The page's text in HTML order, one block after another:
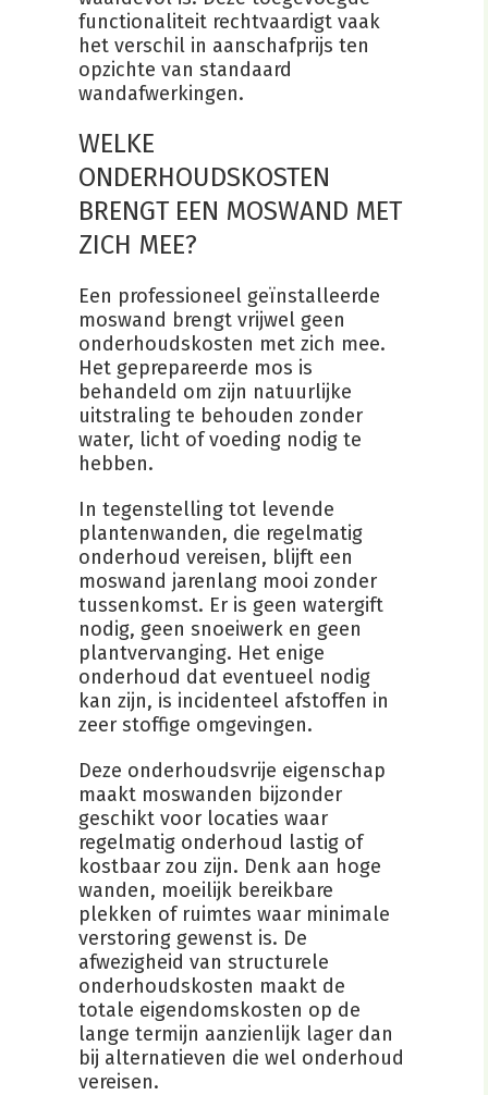
functionaliteit rechtvaardigt vaak
het verschil in aanschafprijs ten
opzichte van standaard
wandafwerkingen.
WELKE
ONDERHOUDSKOSTEN
BRENGT EEN MOSWAND MET
ZICH MEE?
Een professioneel geïnstalleerde
moswand brengt vrijwel geen
onderhoudskosten met zich mee.
Het geprepareerde mos is
behandeld om zijn natuurlijke
uitstraling te behouden zonder
water, licht of voeding nodig te
hebben.
In tegenstelling tot levende
plantenwanden, die regelmatig
onderhoud vereisen, blijft een
moswand jarenlang mooi zonder
tussenkomst. Er is geen watergift
nodig, geen snoeiwerk en geen
plantvervanging. Het enige
onderhoud dat eventueel nodig
kan zijn, is incidenteel afstoffen in
zeer stoffige omgevingen.
Deze onderhoudsvrije eigenschap
maakt moswanden bijzonder
geschikt voor locaties waar
regelmatig onderhoud lastig of
kostbaar zou zijn. Denk aan hoge
wanden, moeilijk bereikbare
plekken of ruimtes waar minimale
verstoring gewenst is. De
afwezigheid van structurele
onderhoudskosten maakt de
totale eigendomskosten op de
lange termijn aanzienlijk lager dan
bij alternatieven die wel onderhoud
vereisen.